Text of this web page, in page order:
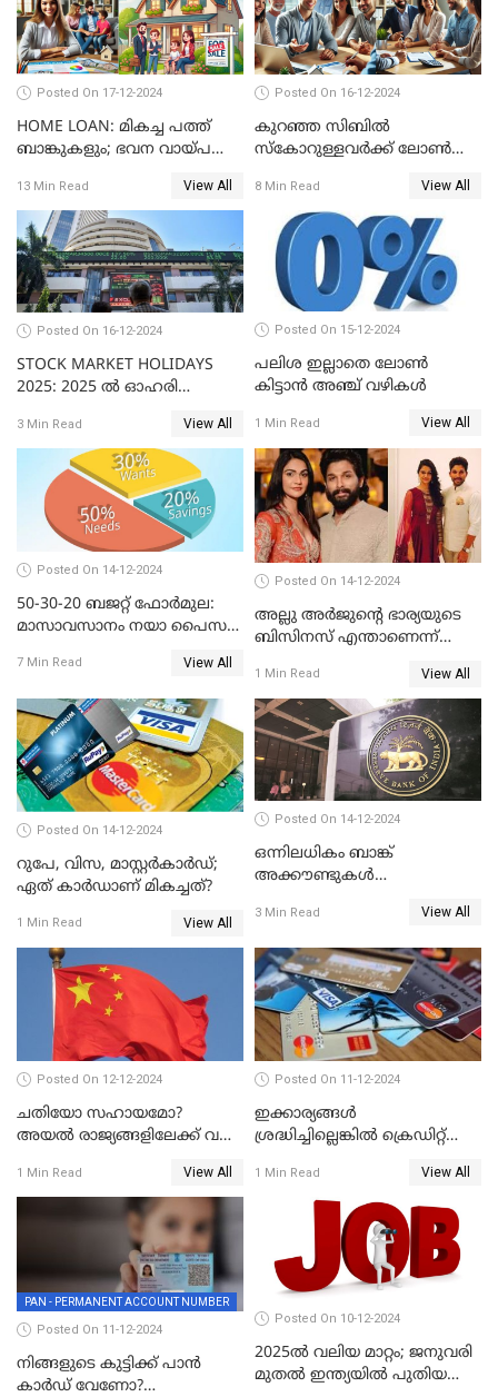
Posted On 17-12-2024
HOME LOAN: മികച്ച പത്ത്
ബാങ്കുകളും; ഭവന വായ്പ
13 Min Read View All
Posted On 16-12-2024
കുറഞ്ഞ സിബിൽ
സ്കോറുള്ളവർക്ക് ലോൺ
8 Min Read View All
Posted On 16-12-2024
STOCK MARKET HOLIDAYS
2025: 2025 ൽ ഓഹരി
ദിനങ്ങൾ
3 Min Read View All
Posted On 15-12-2024
പലിശ ഇല്ലാതെ ലോൺ
കിട്ടാൻ അഞ്ച് വഴികൾ
1 Min Read View All
Posted On 14-12-2024
50-30-20 ബജറ്റ് ഫോർമുല:
മാസാവസാനം നയാ പൈസ
7 Min Read View All
Posted On 14-12-2024
അല്ലു അർജുൻ്റെ ഭാര്യയുടെ
ബിസിനസ് എന്താണെന്ന്
1 Min Read View All
Posted On 14-12-2024
റുപേ, വിസ, മാസ്റ്റർകാർഡ്;
ഏത് കാർഡാണ് മികച്ചത്?
1 Min Read View All
Posted On 14-12-2024
ഒന്നിലധികം ബാങ്ക്
അക്കൗണ്ടുകൾ
ബി ഐ പറയുന്നത് എന്താണ്?
3 Min Read View All
Posted On 12-12-2024
ചതിയോ സഹായമോ?
അയൽ രാജ്യങ്ങളിലേക്ക് വൻ
ചൈന
1 Min Read View All
Posted On 11-12-2024
ഇക്കാര്യങ്ങൾ
ശ്രദ്ധിച്ചില്ലെങ്കിൽ ക്രെഡിറ്റ്
1 Min Read View All
PAN - PERMANENT ACCOUNT NUMBER
Posted On 11-12-2024
നിങ്ങളുടെ കുട്ടിക്ക് പാൻ
കാർഡ് വേണോ?
Posted On 10-12-2024
2025ൽ വലിയ മാറ്റം; ജനുവരി
മുതൽ ഇന്ത്യയിൽ പുതിയ